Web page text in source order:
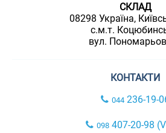
СКЛАД
08298 Україна,
с.м.т.
вул.
КОНТАКТИ
044 236-19-
098407-20-98